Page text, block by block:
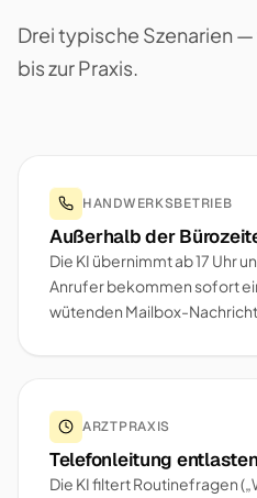
Drei typische Szenarien
bis zur Praxis.
HANDWERKSBETRIEB
Außerhalb der
Die KI übernimmt ab 17 Uhr
Anrufer bekommen sofort
wütenden Mailbox-
ARZTPRAXIS
Telefonleitung entlasten
Die KI filtert Routinefragen